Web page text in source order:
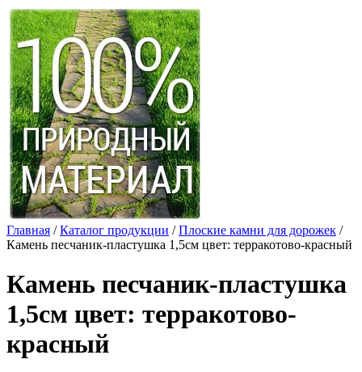
Главная /Каталог продукции /Плоские камни для дорожек /
Камень песчаник-пластушка 1,5см цвет: терракотово-красный
Камень песчаник-пластушка
1,5см цвет: терракотово-
красный